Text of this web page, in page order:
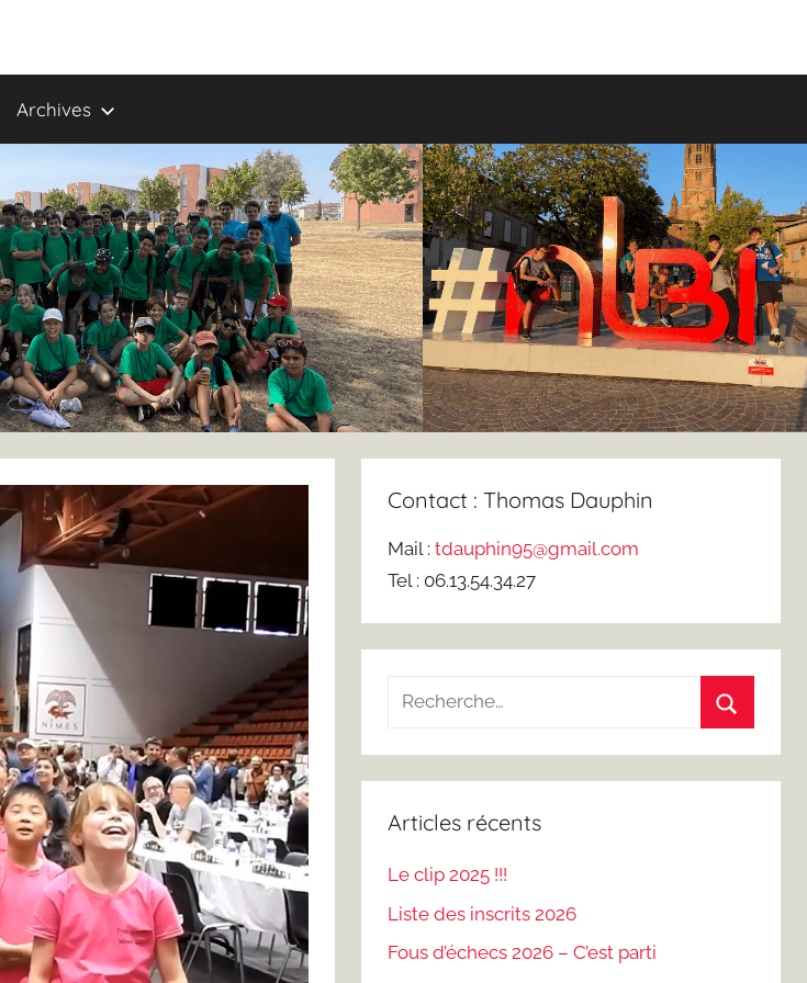
Archives
Contact : Thomas Dauphin
Mail :tdauphin95@gmail.com
Tel : 06.13.54.34.27
Recherche
:
Articles récents
Le clip 2025 !!!
Liste des inscrits 2026
Fous d’échecs 2026 – C’est parti